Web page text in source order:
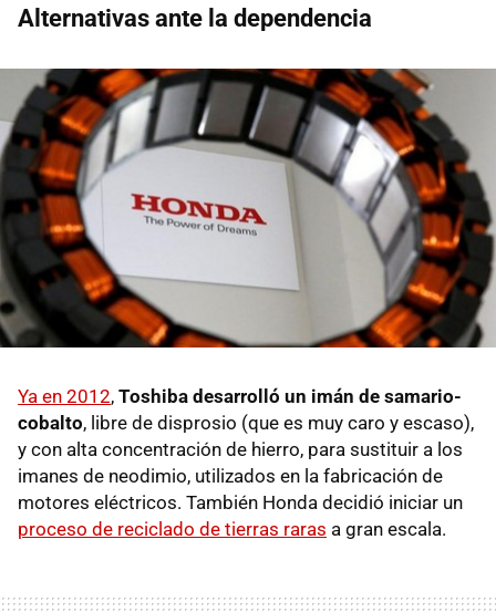
Alternativas ante la dependencia
Ya en 2012, Toshiba desarrolló un imán de samario-
cobalto, libre de disprosio (que es muy caro y escaso),
y con alta concentración de hierro, para sustituir a los
imanes de neodimio, utilizados en la fabricación de
motores eléctricos. También Honda decidió iniciar un
proceso de reciclado de tierras raras a gran escala.